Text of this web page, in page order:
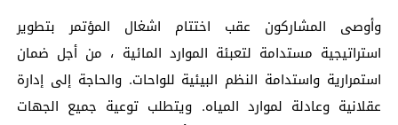
وأوصى المشاركون عقب اختتام اشغال المؤتمر بتطوير
استراتيجية مستدامة لتعبئة الموارد المائية ، من أجل ضمان
استمرارية واستدامة النظم البيئية للواحات. والحاجة إلى إدارة
عقلانية وعادلة لموارد المياه. ويتطلب توعية جميع الجهات